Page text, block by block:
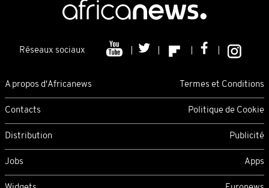
Réseaux sociaux
A propos d'Africanews Termes et Conditions
Contacts Politique de Cookie
Distribution Publicité
Jobs Apps